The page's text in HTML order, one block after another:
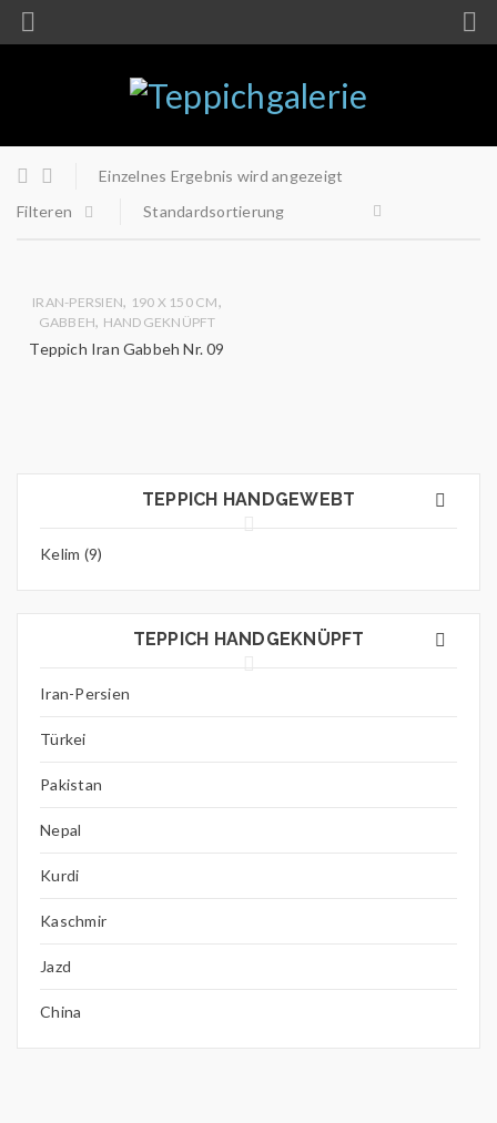
TEPPICH HANDGEWEBT
Kelim (9)
TEPPICH HANDGEKNÜPFT
Iran-Persien
Türkei
Pakistan
Nepal
Kurdi
Kaschmir
Jazd
China
Einzelnes Ergebnis wird angezeigt
Filteren
Standardsortierung
IRAN-PERSIEN, 190 X 150 CM,
GABBEH, HANDGEKNÜPFT
Teppich Iran Gabbeh Nr. 09